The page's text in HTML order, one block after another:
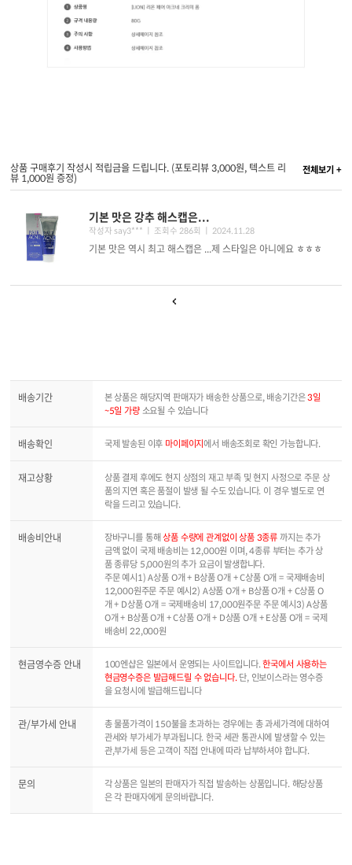
상품 구매후기 작성시 적립금을 드립니다. (포토리뷰 3,000원, 텍스트 리
뷰 1,000원 증정)
전체보기 +
기본 맛은 강추 해스캡은...
작성자 say3*** ㅣ 조회수 286회 ㅣ 2024.11.28
기본 맛은 역시 최고 해스캡은 ...제 스타일은 아니에요 ㅎㅎㅎ
배송기간 본 상품은 해당지역 판매자가 배송한 상품으로, 배송기간은3일
~5일 가량소요될 수 있습니다
배송확인 국제 발송된 이후 마이페이지에서 배송조회로 확인 가능합니다.
재고상황
상품 결제 후에도 현지 상점의 재고 부족 및 현지 사정으로 주문 상
품의 지연 혹은 품절이 발생 될 수도 있습니다. 이 경우 별도로 연
락을 드리고 있습니다.
배송비안내 장바구니를 통해상품 수량에 관계없이 상품 3종류 까지는 추가
금액 없이 국제 배송비는 12,000원 이며, 4종류 부터는 추가 상
품 종류당 5,000원의 추가 요금이 발생합니다.
주문 예시1) A상품 O개 + B상품 O개 + C상품 O개 = 국제배송비
12,000원주문 주문 예시2) A상품 O개 + B상품 O개 + C상품 O
개 + D상품 O개 = 국제배송비 17,000원주문 주문 예시3) A상품
O개 + B상품 O개 + C상품 O개 + D상품 O개 + E상품 O개 = 국제
배송비 22,000원
현금영수증 안내 100엔샵은 일본에서 운영되는 사이트입니다.한국에서 사용하는
현금영수증은 발급해드릴 수 없습니다.단, 인보이스라는 영수증
을 요청시에 발급해드립니다
관/부가세 안내
총 물품가격이 150불을 초과하는 경우에는 총 과세가격에 대하여
관세와 부가세가 부과됩니다. 한국 세관 통관시에 발생할 수 있는
관,부가세 등은 고객이 직접 안내에 따라 납부하셔야 합니다.
문의
각 상품은 일본의 판매자가 직접 발송하는 상품입니다. 해당상품
은 각 판매자에게 문의바랍니다.